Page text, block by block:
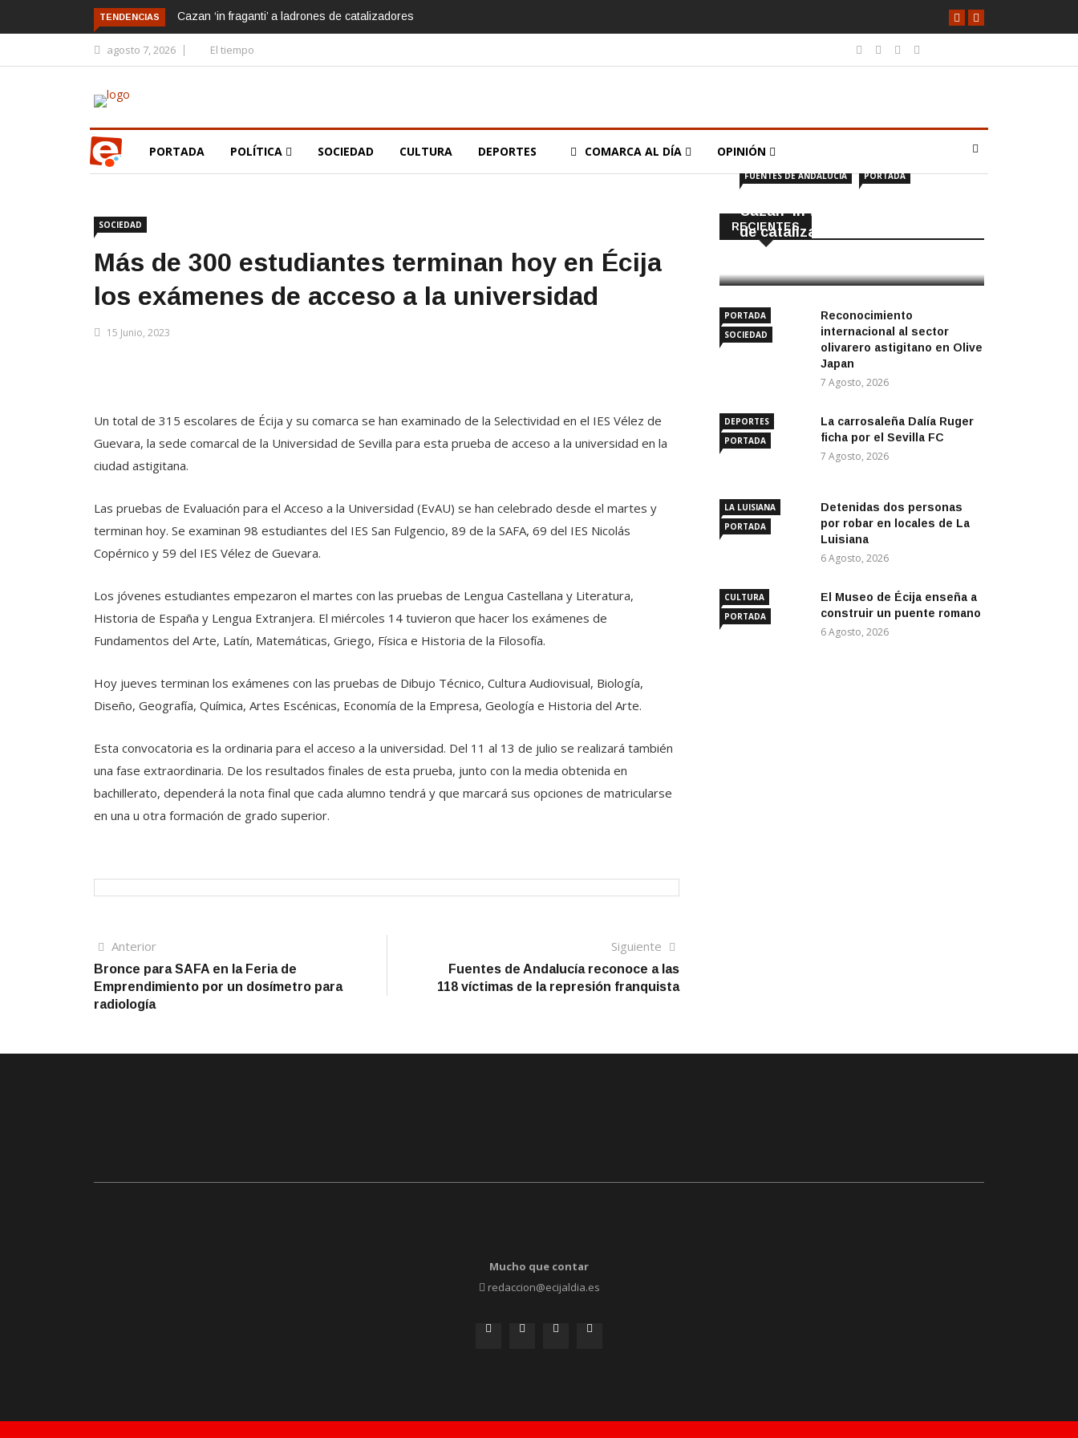
TENDENCIAS Cazan ‘in fraganti’ a ladrones de catalizadores
agosto 7, 2026 El tiempo
PORTADA POLÍTICA SOCIEDAD CULTURA DEPORTES COMARCA AL DÍA OPINIÓN
SOCIEDAD
Más de 300 estudiantes terminan hoy en Écija
los exámenes de acceso a la universidad
15 Junio, 2023
Un total de 315 escolares de Écija y su comarca se han examinado de la Selectividad en el IES Vélez de
Guevara, la sede comarcal de la Universidad de Sevilla para esta prueba de acceso a la universidad en la
ciudad astigitana.
Las pruebas de Evaluación para el Acceso a la Universidad (EvAU) se han celebrado desde el martes y
terminan hoy. Se examinan 98 estudiantes del IES San Fulgencio, 89 de la SAFA, 69 del IES Nicolás
Copérnico y 59 del IES Vélez de Guevara.
Los jóvenes estudiantes empezaron el martes con las pruebas de Lengua Castellana y Literatura,
Historia de España y Lengua Extranjera. El miércoles 14 tuvieron que hacer los exámenes de
Fundamentos del Arte, Latín, Matemáticas, Griego, Física e Historia de la Filosofía.
Hoy jueves terminan los exámenes con las pruebas de Dibujo Técnico, Cultura Audiovisual, Biología,
Diseño, Geografía, Química, Artes Escénicas, Economía de la Empresa, Geología e Historia del Arte.
Esta convocatoria es la ordinaria para el acceso a la universidad. Del 11 al 13 de julio se realizará también
una fase extraordinaria. De los resultados finales de esta prueba, junto con la media obtenida en
bachillerato, dependerá la nota final que cada alumno tendrá y que marcará sus opciones de matricularse
en una u otra formación de grado superior.
Navegación
de
entradas
AnteriorArtículo
anterior
Bronce para SAFA en la Feria de
Emprendimiento por un dosímetro para
radiología
Siguiente
artículo
Fuentes de Andalucía reconoce a las
118 víctimas de la represión franquista
RECIENTES
FUENTES DE ANDALUCÍA PORTADA
Cazan ‘in fraganti’ a ladrones
de catalizadores
PORTADA
SOCIEDAD
Reconocimiento
internacional al sector
olivarero astigitano en Olive
Japan
7 Agosto, 2026
DEPORTES
PORTADA
La carrosaleña Dalía Ruger
ficha por el Sevilla FC
7 Agosto, 2026
LA LUISIANA
PORTADA
Detenidas dos personas
por robar en locales de La
Luisiana
6 Agosto, 2026
CULTURA
PORTADA
El Museo de Écija enseña a
construir un puente romano
6 Agosto, 2026
Mucho que contar
redaccion@ecijaldia.es